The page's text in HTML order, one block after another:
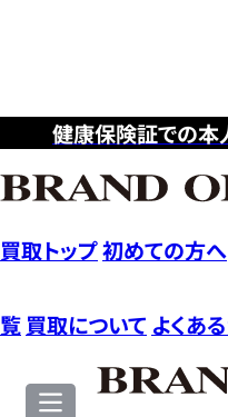
健康保険証での
買取トップ初めての方へ
覧 買取について よくあ